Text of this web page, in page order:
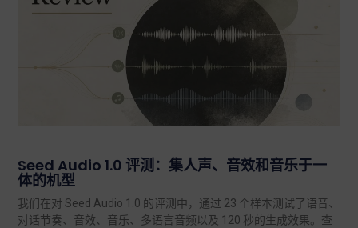
Seed Audio 1.0 评测：集人声、音效和音乐于一
体的机型
我们在对 Seed Audio 1.0 的评测中，通过 23 个样本测试了语音、
对话节奏、音效、音乐、多语言音频以及 120 秒的生成效果。查